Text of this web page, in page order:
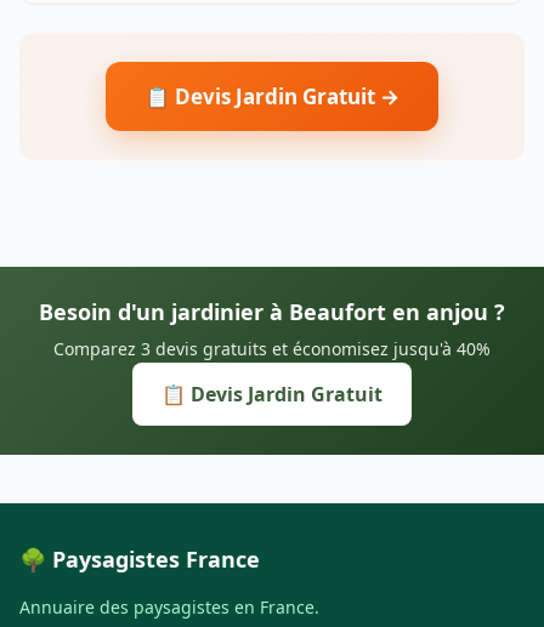
📋 Devis Jardin Gratuit →
Besoin d'un jardinier à Beaufort en anjou ?
Comparez 3 devis gratuits et économisez jusqu'à 40%
📋 Devis Jardin Gratuit
🌳 Paysagistes France
Annuaire des paysagistes en France.